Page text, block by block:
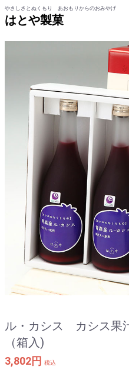
やさしさとぬくもり あおもりからのおみやげ
はとや製菓
ル・カシス カシス果
（箱入)
3,802円 税込